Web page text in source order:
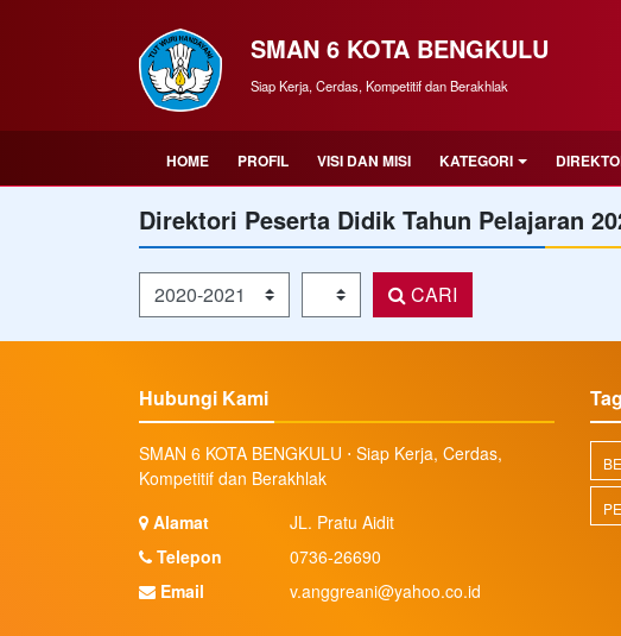
SMAN 6 KOTA BENGKULU
Siap Kerja, Cerdas, Kompetitif dan Berakhlak
HOME PROFIL VISI DAN MISI KATEGORI
Direktori Peserta Didik Tahun Pelajaran
Tahun Pelajaran Kelas CARI
Hubungi Kami
SMAN 6 KOTA BENGKULU ⋅ Siap Kerja, Cerdas,
Kompetitif dan Berakhlak
Alamat
JL. Pratu Aidit
Telepon
0736-26690
Email
v.anggreani@yahoo.co.id